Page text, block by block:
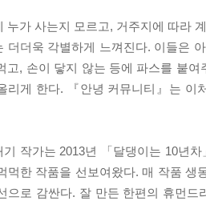
누가 사는지 모르고, 거주지에 따라
더더욱 각별하게 느껴진다. 이들은
고, 손이 닿지 않는 등에 파스를 붙
리게 한다. 『안녕 커뮤니티』는 이
기 작가는 2013년 「달댕이는 10년
먹한 작품을 선보여왔다. 매 작품 생
으로 감싼다. 잘 만든 한편의 휴먼